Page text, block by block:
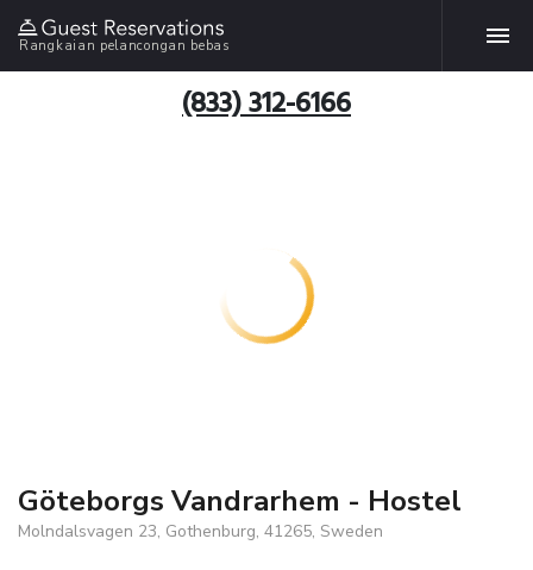
Rangkaian pelancongan bebas
(833) 312-6166
Göteborgs Vandrarhem - Hostel
Molndalsvagen 23, Gothenburg, 41265, Sweden